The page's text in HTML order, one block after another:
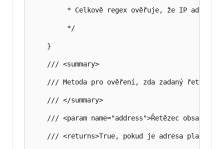
* Celkově regex ověřuje, že IP adresa
         */
    }
    /// <summary>
/// Metoda pro ověření, zda zadaný řetězec
    /// </summary>
/// <param name="address">Řetězec
/// <returns>True, pokud je adresa platná;